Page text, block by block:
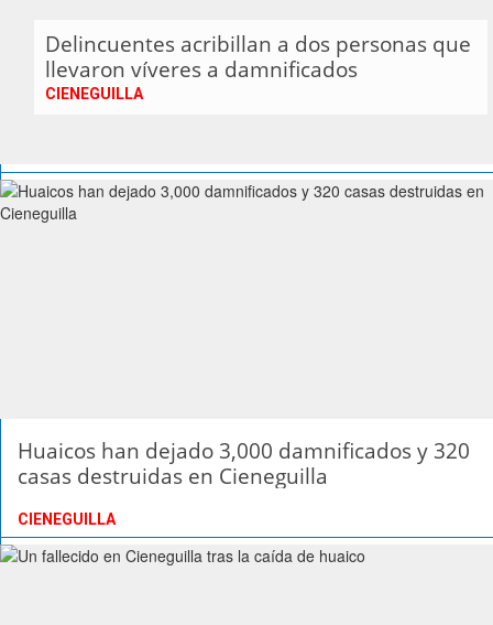
Delincuentes acribillan a dos personas que
llevaron víveres a damnificados
CIENEGUILLA
Huaicos han dejado 3,000 damnificados y 320
casas destruidas en Cieneguilla
CIENEGUILLA